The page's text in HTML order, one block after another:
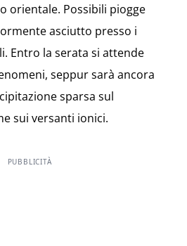
orientale. Possibili piogge
asciutto presso i
Entro la serata si attende
seppur sarà ancora
sparsa sul
sui versanti ionici.
PUBBLICITÀ